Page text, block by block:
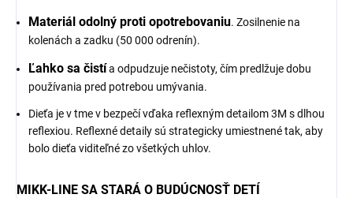
Materiál odolný proti opotrebovaniu. Zosilnenie na
kolenách a zadku (50 000 odrenín).
Ľahko sa čistía odpudzuje nečistoty, čím predlžuje dobu
používania pred potrebou umývania.
Dieťa je v tme v bezpečí vďaka reflexným detailom 3M s dlhou
reflexiou. Reflexné detaily sú strategicky umiestnené tak, aby
bolo dieťa viditeľné zo všetkých uhlov.
MIKK-LINE SA STARÁ O BUDÚCNOSŤ DETÍ